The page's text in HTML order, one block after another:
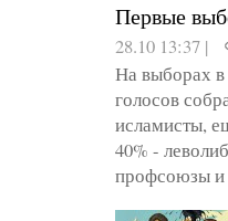
Первые
28.10 13:37 |
На выборах в
голосов
исламисты,
40% -
профсоюзы и